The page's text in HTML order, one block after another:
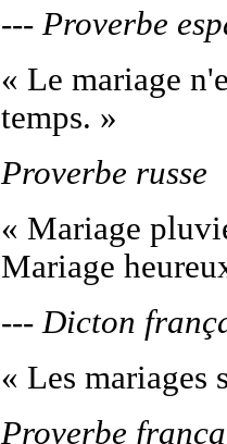
--- Proverbe
« Le mariage
temps. »
Proverbe russe
« Mariage
Mariage
--- Dicton
« Les mariages
Proverbe